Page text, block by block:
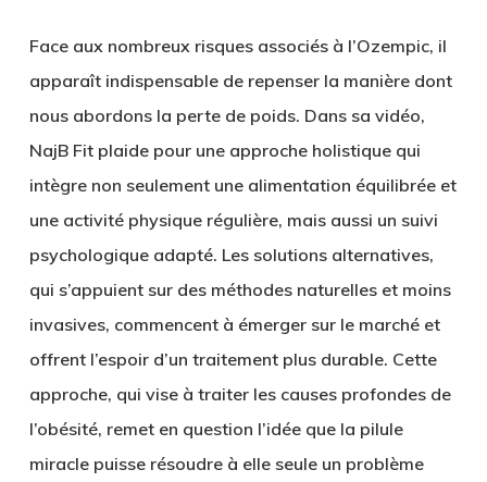
Face aux nombreux risques associés à l’Ozempic, il
apparaît indispensable de repenser la manière dont
nous abordons la perte de poids. Dans sa vidéo,
NajB Fit plaide pour une approche holistique qui
intègre non seulement une alimentation équilibrée et
une activité physique régulière, mais aussi un suivi
psychologique adapté. Les solutions alternatives,
qui s’appuient sur des méthodes naturelles et moins
invasives, commencent à émerger sur le marché et
offrent l’espoir d’un traitement plus durable. Cette
approche, qui vise à traiter les causes profondes de
l’obésité, remet en question l’idée que la pilule
miracle puisse résoudre à elle seule un problème